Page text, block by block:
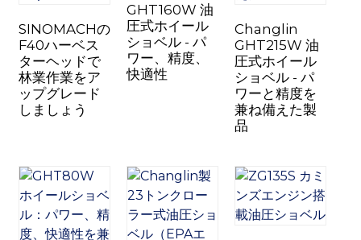
SINOMACHの
F40ハーベス
ターヘッドで
林業作業をア
ップグレード
しましょう
GHT160W 油
圧式ホイール
ショベル - パ
ワー、精度、
快適性
Changlin
GHT215W 油
圧式ホイール
ショベル - パ
ワーと精度を
兼ね備えた製
品